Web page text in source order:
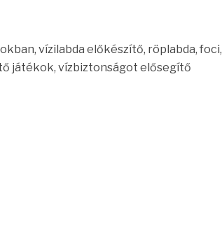
vízilabda előkészítő, röplabda, foci,
játékok, vízbiztonságot elősegítő